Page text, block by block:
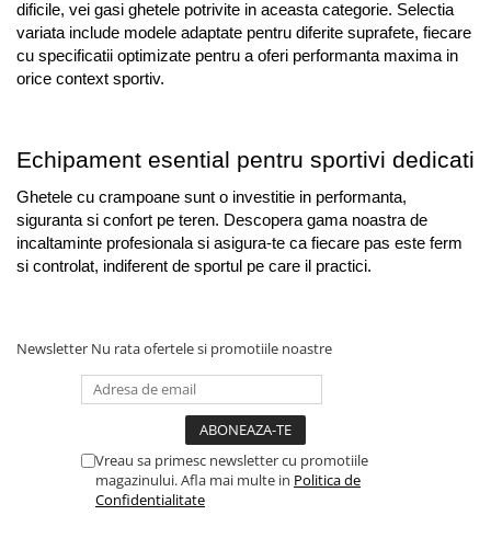
dificile, vei gasi ghetele potrivite in aceasta categorie. Selectia
variata include modele adaptate pentru diferite suprafete, fiecare
cu specificatii optimizate pentru a oferi performanta maxima in
orice context sportiv.
Echipament esential pentru sportivi dedicati
Ghetele cu crampoane sunt o investitie in performanta,
siguranta si confort pe teren. Descopera gama noastra de
incaltaminte profesionala si asigura-te ca fiecare pas este ferm
si controlat, indiferent de sportul pe care il practici.
Newsletter Nu rata ofertele si promotiile noastre
Vreau sa primesc newsletter cu promotiile
magazinului. Afla mai multe in Politica de
Confidentialitate